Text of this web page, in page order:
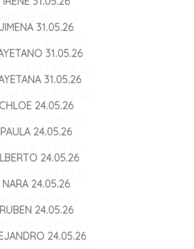
JIMENA 31.05.26
31.05.26
31.05.26
CHLOE 24.05.26
PAULA 24.05.26
24.05.26
NARA 24.05.26
RUBEN 24.05.26
24.05.26